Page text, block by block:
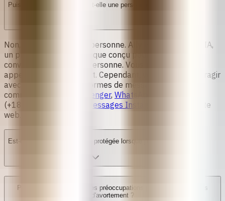
Puis-je appeler Ally ? Ally est-elle une personne ?
Non, Ally n'est pas une personne. Ally est une chatbot IA,
un programme informatique conçu pour simuler une
conversation avec une personne. Vous ne pouvez pas
appeler Ally directement. Cependant, vous pouvez interagir
avec Ally via des plateformes de messagerie textuelle
comme
Facebook Messenger, WhatsApp
(+18332212559), les
messages Instagram
site
web
Est-ce que ma vie privée est protégée lorsque j'utilise Ally ?
Puis-je parler à Ally de mes préoccupations pendant le processus
d'avortement ?